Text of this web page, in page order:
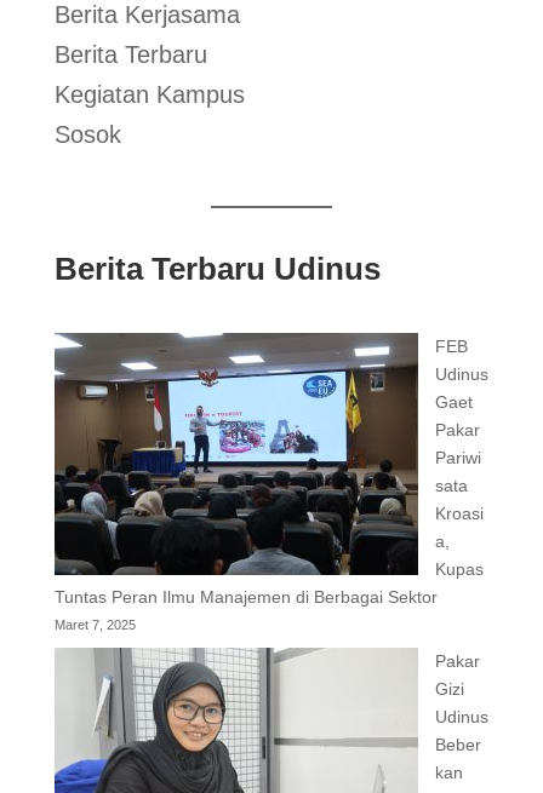
Berita Kerjasama
Berita Terbaru
Kegiatan Kampus
Sosok
Berita Terbaru Udinus
FEB
Udinus
Gaet
Pakar
Pariwi
sata
Kroasi
a,
Kupas
Tuntas Peran Ilmu Manajemen di Berbagai Sektor
Maret 7, 2025
Pakar
Gizi
Udinus
Beber
kan